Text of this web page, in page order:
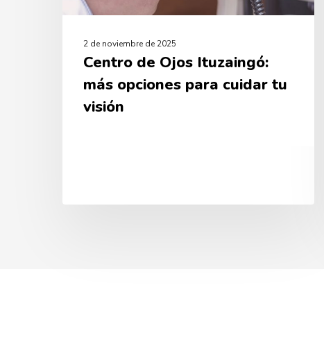
2 de noviembre de 2025
Centro de Ojos Ituzaingó:
más opciones para cuidar tu
visión